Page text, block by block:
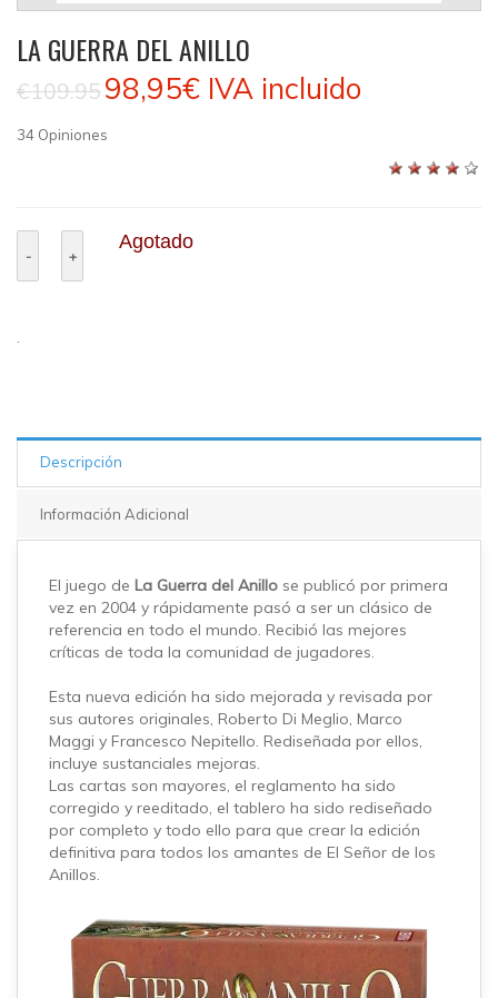
LA GUERRA DEL ANILLO
€109.9598,95€ IVA incluido
34 Opiniones
Agotado
Descripción
Información Adicional
El juego de La Guerra del Anillo se publicó por primera
vez en 2004 y rápidamente pasó a ser un clásico de
referencia en todo el mundo. Recibió las mejores
críticas de toda la comunidad de jugadores.
Esta nueva edición ha sido mejorada y revisada por
sus autores originales, Roberto Di Meglio, Marco
Maggi y Francesco Nepitello. Rediseñada por ellos,
incluye sustanciales mejoras.
Las cartas son mayores, el reglamento ha sido
corregido y reeditado, el tablero ha sido rediseñado
por completo y todo ello para que crear la edición
definitiva para todos los amantes de El Señor de los
Anillos.